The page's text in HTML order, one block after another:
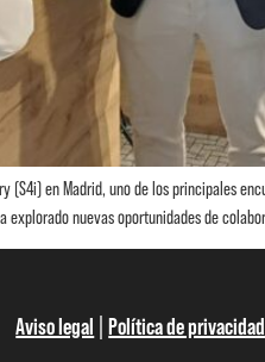
(S4i) en Madrid, uno de los principales
nuevas oportunidades de
Aviso legal |Política de privacidad